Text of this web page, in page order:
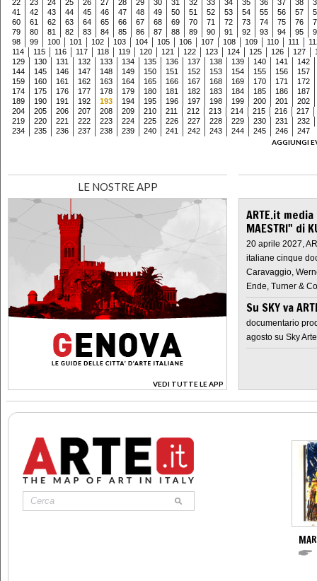
22 23 24 25 26 27 28 29 30 31 32 33 34 35 36 37 38
41
42 43 44 45 46 47 48 49 50 51 52 53 54 55 56 57
60
61 62 63 64 65 66 67 68 69 70 71 72 73 74 75 76
79
80 81 82 83 84 85 86 87 88 89 90 91 92 93 94 95
98
99 100 101 102 103 104 105 106 107 108 109 110 111
114
115 116 117 118 119 120 121 122 123 124 125 126 127
129
130 131 132 133 134 135 136 137 138 139 140 141
142
144
145 146 147 148 149 150 151 152 153 154 155 156
157
159
160 161 162 163 164 165 166 167 168 169 170 171
172
174
175 176 177 178 179 180 181 182 183 184 185 186
187
189
190 191 192 193 194 195 196 197 198 199 200 201
202
204
205 206 207 208 209 210 211 212 213 214 215 216
217
219
220 221 222 223 224 225 226 227 228 229 230 231
232
234
235 236 237 238 239 240 241 242 243 244 245 246
247
AGGIUNGI
LE NOSTRE APP
VEDI TUTTE LE APP
>
ARTE.it
MAESTRI" di
20 aprile 2027,
italiane cinque
Caravaggio,
Ende, Turner &
Su SKY va
documentario
agosto su Sky Arte